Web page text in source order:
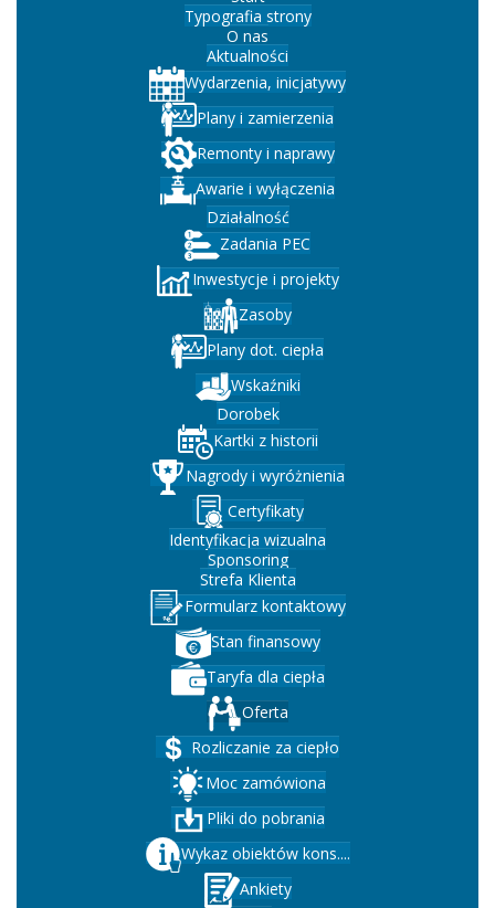
Typografia strony
O nas
Aktualności
Wydarzenia, inicjatywy
Plany i zamierzenia
Remonty i naprawy
Awarie i wyłączenia
Działalność
Zadania PEC
Inwestycje i projekty
Zasoby
Plany dot. ciepła
Wskaźniki
Dorobek
Kartki z historii
Nagrody i wyróżnienia
Certyfikaty
Identyfikacja wizualna
Sponsoring
Strefa Klienta
Formularz kontaktowy
Stan finansowy
Taryfa dla ciepła
Oferta
Rozliczanie za ciepło
Moc zamówiona
Pliki do pobrania
Wykaz obiektów kons....
Ankiety